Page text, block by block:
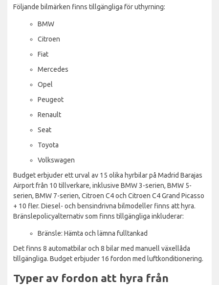
Följande bilmärken finns tillgängliga för uthyrning:
BMW
Citroen
Fiat
Mercedes
Opel
Peugeot
Renault
Seat
Toyota
Volkswagen
Budget erbjuder ett urval av 15 olika hyrbilar på Madrid Barajas
Airport från 10 tillverkare, inklusive BMW 3-serien, BMW 5-
serien, BMW 7-serien, Citroen C4 och Citroen C4 Grand Picasso
+ 10 fler. Diesel- och bensindrivna bilmodeller finns att hyra.
Bränslepolicyalternativ som finns tillgängliga inkluderar:
Bränsle: Hämta och lämna fulltankad
Det finns 8 automatbilar och 8 bilar med manuell växellåda
tillgängliga. Budget erbjuder 16 fordon med luftkonditionering.
Typer av fordon att hyra från